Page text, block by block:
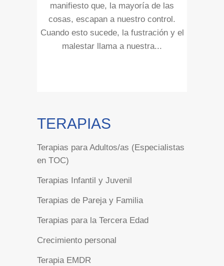
manifiesto que, la mayoría de las
cosas, escapan a nuestro control.
Cuando esto sucede, la fustración y el
malestar llama a nuestra...
TERAPIAS
Terapias para Adultos/as (Especialistas
en TOC)
Terapias Infantil y Juvenil
Terapias de Pareja y Familia
Terapias para la Tercera Edad
Crecimiento personal
Terapia EMDR